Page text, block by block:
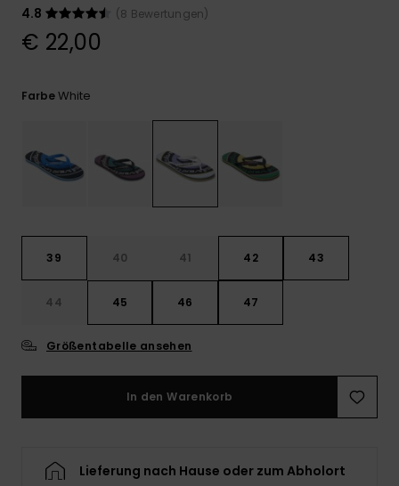
die häufigsten
Fragen sowie
4.8
(8 Bewertungen)
€ 22,00
FarbeWhite
39 40 41 42 43
44 45 46 47
Größentabelle ansehen
In den Warenkorb
Lieferung nach Hause oder zum Abholort